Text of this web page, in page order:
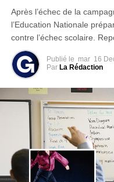
Après l’échec de la
l’Education Nationale
contre l’échec scolaire.
Publié le mar 16
Par La Rédaction